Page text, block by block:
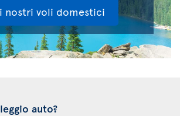
nostri voli domestici
auto?